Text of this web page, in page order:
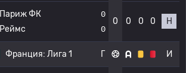
Париж ФК
Реймс
0
0
0 0 0 0 Н
Франция: Лига 1 Г И